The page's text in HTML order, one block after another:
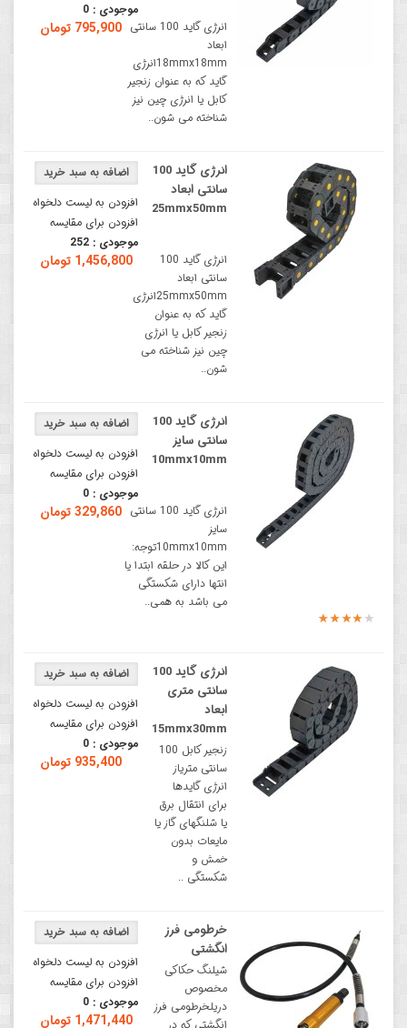
موجودی : 0
795,900 تومان انرژی گاید 100 سانتی
ابعاد
18mmx18mmانرژی
گاید که به عنوان زنجیر
کابل یا انرژی چین نیز
شناخته می شون..
افزودن به لیست دلخواه
افزودن برای مقایسه
موجودی : 252
1,456,800 تومان
انرژی گاید 100
سانتی ابعاد
25mmx50mm
انرژی گاید 100
سانتی ابعاد
25mmx50mmانرژی
گاید که به عنوان
زنجیر کابل یا انرژی
چین نیز شناخته می
شون..
افزودن به لیست دلخواه
افزودن برای مقایسه
موجودی : 0
329,860 تومان
انرژی گاید 100
سانتی سایز
10mmx10mm
انرژی گاید 100 سانتی
سایز
10mmx10mmتوجه:
این کالا در حلقه ابتدا یا
انتها دارای شکستگی
می باشد به همی..
افزودن به لیست دلخواه
افزودن برای مقایسه
موجودی : 0
935,400 تومان
انرژی گاید 100
سانتی متری
ابعاد
15mmx30mm
زنجیر کابل 100
سانتی متریاز
انرژی گایدها
برای انتقال برق
یا شلنگهای گاز یا
مایعات بدون
خمش و
شکستگی ..
افزودن به لیست دلخواه
افزودن برای مقایسه
موجودی : 0
1,471,440 تومان
خرطومی فرز
انگشتی
شیلنگ حکاکی
مخصوص
دریلخرطومی فرز